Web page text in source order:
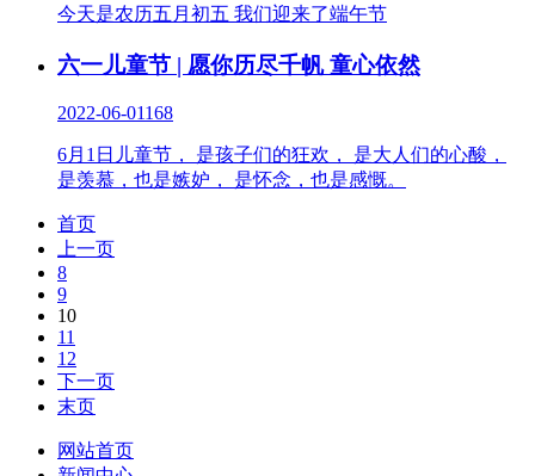
今天是农历五月初五 我们迎来了端午节
六一儿童节 | 愿你历尽千帆 童心依然
2022-06-01168
6月1日儿童节， 是孩子们的狂欢， 是大人们的心酸，
是羡慕，也是嫉妒， 是怀念，也是感慨。
首页
上一页
8
9
10
11
12
下一页
末页
网站首页